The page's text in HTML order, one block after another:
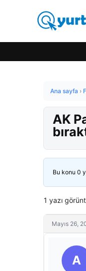
Ana sayfa ›
AK
Bu konu 0
1 yazı
Mayıs 26,
A